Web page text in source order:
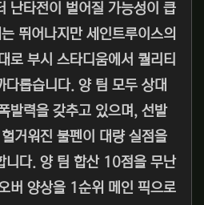
난타전이 벌어질 가능성이 큽
뛰어나지만 세인트루이스의
로 부시 스타디움에서 퀄리티
다롭습니다. 양 팀 모두 상대
발력을 갖추고 있으며, 선발
거워진 불펜이 대량 실점을
니다. 양 팀 합산 10점을 무난
버 양상을 1순위 메인 픽으로